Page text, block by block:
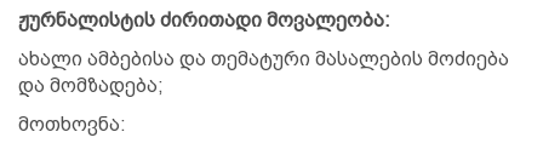
ჟურნალისტის ძირითადი მოვალეობა:
ახალი ამბებისა და თემატური მასალების მოძიება
და მომზადება;
მოთხოვნა: